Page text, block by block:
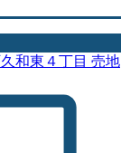
和東４丁目 売地